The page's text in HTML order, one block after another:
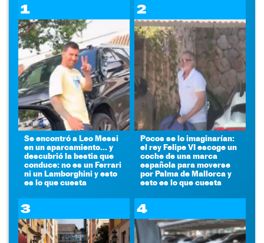
1
Se encontró a Leo Messi
en un aparcamiento... y
descubrió la bestia que
conduce: no es un Ferrari
ni un Lamborghini y esto
es lo que cuesta
2
Pocos se lo imaginarían:
el rey Felipe VI escoge un
coche de una marca
española para moverse
por Palma de Mallorca y
esto es lo que cuesta
3 4